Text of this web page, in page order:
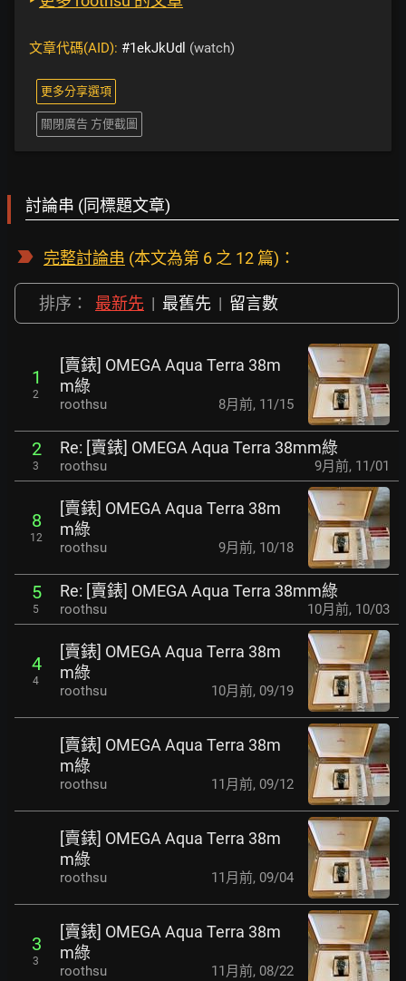
文章代碼(AID): #1ekJkUdl (watch)
更多分享選項
關閉廣告 方便截圖
討論串 (同標題文章)
完整討論串 (本文為第 6 之 12 篇)：
排序： 最新先 | 最舊先 | 留言數
1
2
[賣錶] OMEGA Aqua Terra 38m
m綠
roothsu 8月前, 11/15
2
3
Re: [賣錶] OMEGA Aqua Terra 38mm綠
roothsu 9月前, 11/01
8
12
[賣錶] OMEGA Aqua Terra 38m
m綠
roothsu 9月前, 10/18
5
5
Re: [賣錶] OMEGA Aqua Terra 38mm綠
roothsu 10月前, 10/03
4
4
[賣錶] OMEGA Aqua Terra 38m
m綠
roothsu 10月前, 09/19
[賣錶] OMEGA Aqua Terra 38m
m綠
roothsu 11月前, 09/12
[賣錶] OMEGA Aqua Terra 38m
m綠
roothsu 11月前, 09/04
3
3
[賣錶] OMEGA Aqua Terra 38m
m綠
roothsu 11月前, 08/22